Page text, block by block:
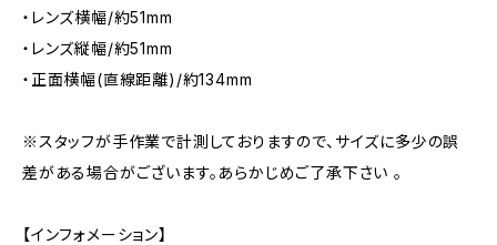
・レンズ横幅/約51mm
・レンズ縦幅/約51mm
・正面横幅(直線距離)/約134mm
※スタッフが手作業で計測しておりますので、サイズに多少の誤
差がある場合がございます。あらかじめご了承下さい 。
【インフォメーション】